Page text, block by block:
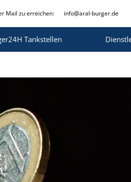
Mail zu erreichen: info@aral-burger.de
Tankstellen